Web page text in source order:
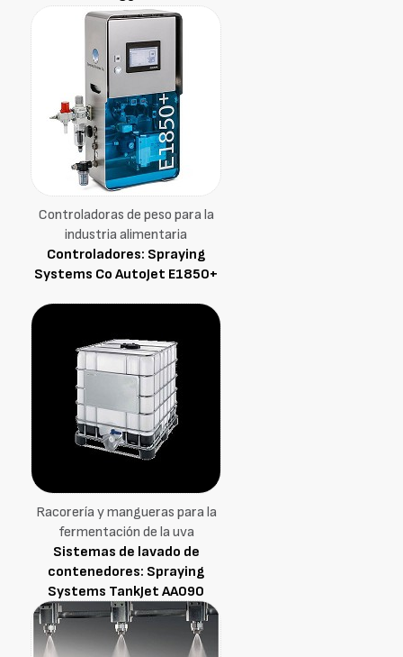
Controladoras de peso para la
industria alimentaria
Controladores: Spraying
Systems Co AutoJet E1850+
Racorería y mangueras para la
fermentación de la uva
Sistemas de lavado de
contenedores: Spraying
Systems TankJet AA090